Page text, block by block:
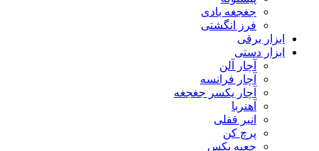
جغجغه بادی
فرز انگشتی
ابزار برقی
ابزار دستی
آچار آلن
آچار فرانسه
آچار یکسر جغجغه
آهنربا
انبر قفلی
پرچ کن
جعبه بکس